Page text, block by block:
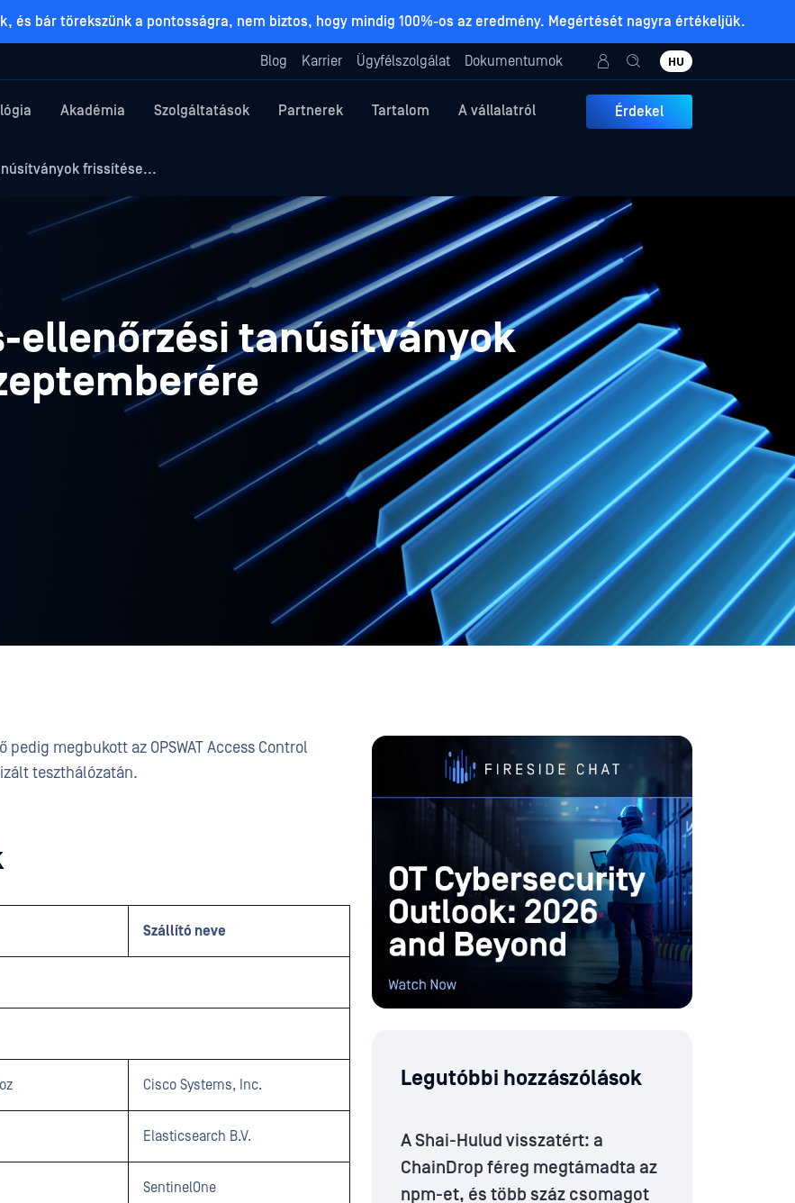
és bár törekszünk a pontosságra, nem biztos, hogy mindig 100%-os az eredmény. Megértését nagyra értékeljük.
Blog Karrier Ügyfélszolgálat Dokumentumok HU
Akadémia Szolgáltatások Partnerek Tartalom A vállalatról Érdekel
frissítése...
ellenőrzési tanúsítványok
megbukott az OPSWAT Access Control
teszthálózatán.
Szállító neve
Cisco Systems, Inc.
Elasticsearch B.V.
SentinelOne
Legutóbbi hozzászólások
A Shai-Hulud visszatért: a
ChainDrop féreg megtámadta az
npm-et, és több száz csomagot